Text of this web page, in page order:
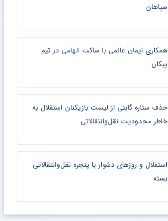
سپاهان
همکاری ایمان عالمی با ساکت الهامی در تیم
پیکان
حذف ستاره گابنی از لیست بازیکنان استقلال به
خاطر محدودیت نقل‌وانتقالاتی
استقلال و روزهای دشوار با پنجره نقل‌وانتقالاتی
بسته